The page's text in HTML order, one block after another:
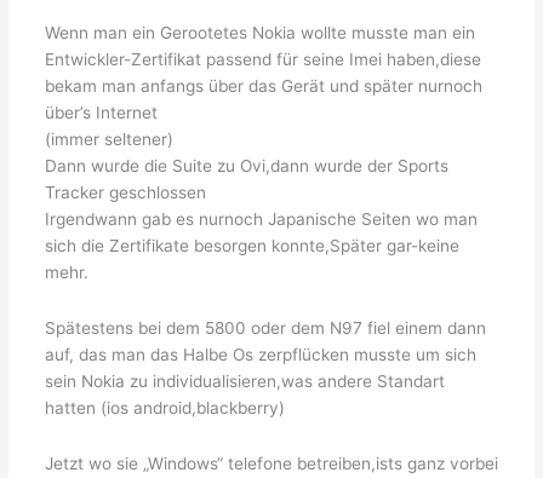
Wenn man ein Gerootetes Nokia wollte musste man ein
Entwickler-Zertifikat passend für seine Imei haben,diese
bekam man anfangs über das Gerät und später nurnoch
über’s Internet
(immer seltener)
Dann wurde die Suite zu Ovi,dann wurde der Sports
Tracker geschlossen
Irgendwann gab es nurnoch Japanische Seiten wo man
sich die Zertifikate besorgen konnte,Später gar-keine
mehr.
Spätestens bei dem 5800 oder dem N97 fiel einem dann
auf, das man das Halbe Os zerpflücken musste um sich
sein Nokia zu individualisieren,was andere Standart
hatten (ios android,blackberry)
Jetzt wo sie „Windows“ telefone betreiben,ists ganz vorbei